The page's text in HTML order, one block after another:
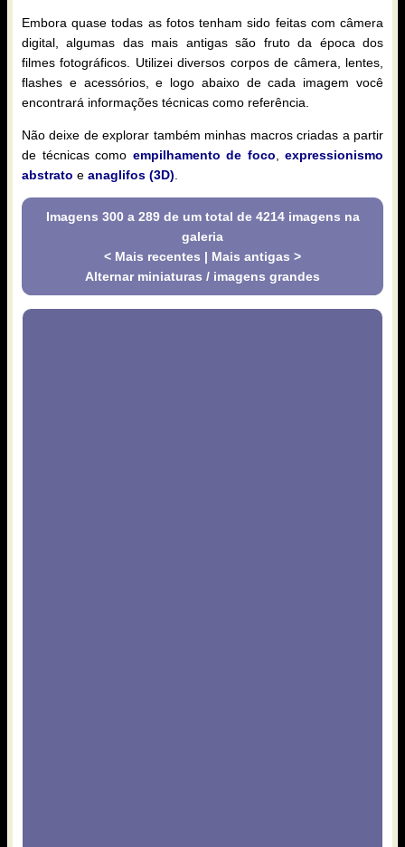
Embora quase todas as fotos tenham sido feitas com câmera
digital, algumas das mais antigas são fruto da época dos
filmes fotográficos. Utilizei diversos corpos de câmera, lentes,
flashes e acessórios, e logo abaixo de cada imagem você
encontrará informações técnicas como referência.
Não deixe de explorar também minhas macros criadas a partir
de técnicas como empilhamento de foco
expressionismo
abstrato e anaglifos (3D)
Imagens 300 a 289 de um total de 4214 imagens na
galeria
< Mais recentes | Mais antigas >
Alternar miniaturas / imagens grandes